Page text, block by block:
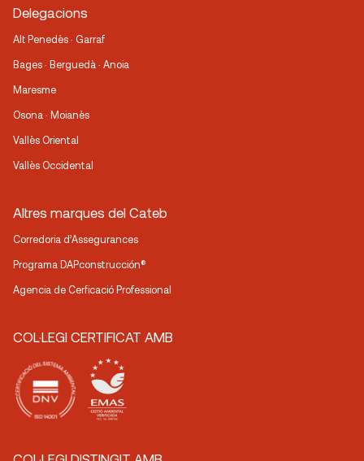
Delegacions
Alt Penedès · Garraf
Bages · Berguedà · Anoia
Maresme
Osona · Moianès
Vallès Oriental
Vallès Occidental
Altres marques del Cateb
Corredoria d’Assegurances
Programa DAPconstrucción®
Agencia de Cerficació Professional
COL·LEGI CERTIFICAT AMB